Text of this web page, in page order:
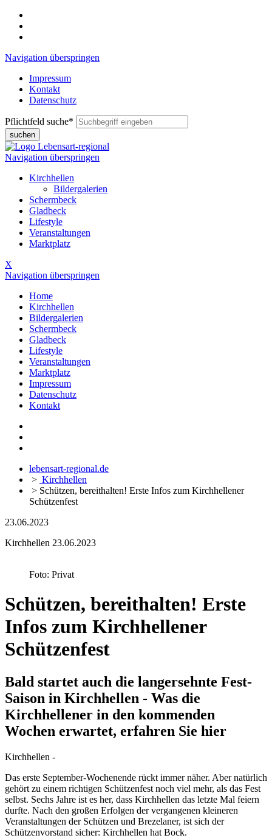
Navigation überspringen
Impressum
Kontakt
Datenschutz
Pflichtfeld suche*
suchen
Navigation überspringen
Kirchhellen
Bildergalerien
Schermbeck
Gladbeck
Lifestyle
Veranstaltungen
Marktplatz
X
Navigation überspringen
Home
Kirchhellen
Bildergalerien
Schermbeck
Gladbeck
Lifestyle
Veranstaltungen
Marktplatz
Impressum
Datenschutz
Kontakt
lebensart-regional.de
> Kirchhellen
> Schützen, bereithalten! Erste Infos zum Kirchhellener
Schützenfest
23.06.2023
Kirchhellen 23.06.2023
Foto: Privat
Schützen, bereithalten! Erste
Infos zum Kirchhellener
Schützenfest
Bald startet auch die langersehnte Fest-
Saison in Kirchhellen - Was die
Kirchhellener in den kommenden
Wochen erwartet, erfahren Sie hier
Kirchhellen -
Das erste September-Wochenende rückt immer näher. Aber natürlich
gehört zu einem richtigen Schützenfest noch viel mehr, als das Fest
selbst. Sechs Jahre ist es her, dass Kirchhellen das letzte Mal feiern
durfte. Nach den großen Erfolgen der vergangenen kleineren
Veranstaltungen der Schützen und Brezelaner, ist sich der
Schützenvorstand sicher: Kirchhellen hat Bock.